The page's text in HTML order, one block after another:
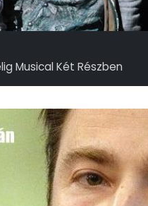
Musical Két Részben
– Horváth